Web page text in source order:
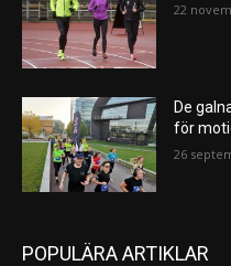
22
De
för
26
POPULÄRA ARTIKLAR